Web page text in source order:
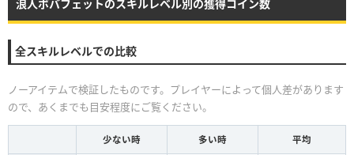
浪人ボバフェットのスキルレベル別の獲得コイン数
全スキルレベルでの比較
ノーアイテムで検証したものです。プレイヤーによって個人差があります
ので、あくまでも目安程度にご覧ください。
少ない時 多い時 平均